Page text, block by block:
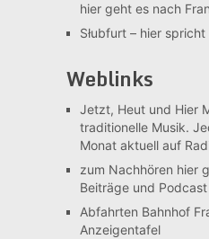
hier geht es nach
Słubfurt –hier spricht
Weblinks
Jetzt, Heut und Hier
traditionelle Musik.
Monat aktuell auf
zum Nachhören hier
Beiträge und
Abfahrten Bahnhof
Anzeigentafel